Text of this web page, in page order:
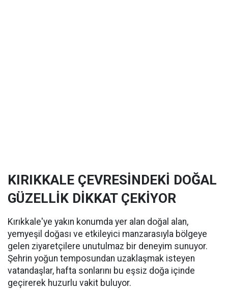
KIRIKKALE ÇEVRESİNDEKİ DOĞAL
GÜZELLİK DİKKAT ÇEKİYOR
Kırıkkale'ye yakın konumda yer alan doğal alan,
yemyeşil doğası ve etkileyici manzarasıyla bölgeye
gelen ziyaretçilere unutulmaz bir deneyim sunuyor.
Şehrin yoğun temposundan uzaklaşmak isteyen
vatandaşlar, hafta sonlarını bu eşsiz doğa içinde
geçirerek huzurlu vakit buluyor.